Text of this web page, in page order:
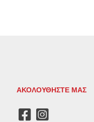
ΑΚΟΛΟΥΘΗΣΤΕ ΜΑΣ